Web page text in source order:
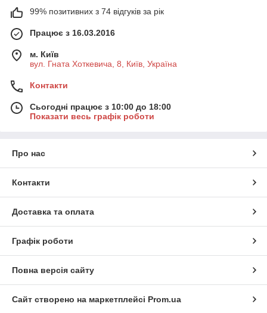
99% позитивних з 74 відгуків за рік
Працює з 16.03.2016
м. Київ
вул. Гната Хоткевича, 8, Київ, Україна
Контакти
Сьогодні працює з 10:00 до 18:00
Показати весь графік роботи
Про нас
Контакти
Доставка та оплата
Графік роботи
Повна версія сайту
Сайт створено на маркетплейсі Prom.ua